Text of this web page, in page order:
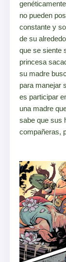
no pueden
constante y
de su
que se siente
princesa
su madre
para manejar
es participar
una madre
sabe que sus
compañeras,